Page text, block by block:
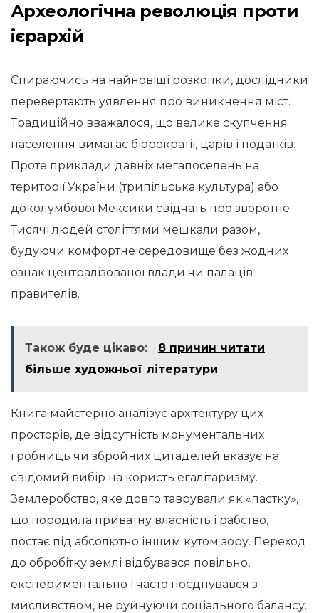
Археологічна революція проти
ієрархій
Спираючись на найновіші розкопки, дослідники
перевертають уявлення про виникнення міст.
Традиційно вважалося, що велике скупчення
населення вимагає бюрократії, царів і податків.
Проте приклади давніх мегапоселень на
території України (трипільська культура) або
доколумбової Мексики свідчать про зворотне.
Тисячі людей століттями мешкали разом,
будуючи комфортне середовище без жодних
ознак централізованої влади чи палаців
правителів.
Також буде цікаво:
8 причин читати
більше художньої літератури
Книга майстерно аналізує архітектуру цих
просторів, де відсутність монументальних
гробниць чи збройних цитаделей вказує на
свідомий вибір на користь егалітаризму.
Землеробство, яке довго таврували як «пастку»,
що породила приватну власність і рабство,
постає під абсолютно іншим кутом зору. Переход
до обробітку землі відбувався повільно,
експериментально і часто поєднувався з
мисливством, не руйнуючи соціального балансу.